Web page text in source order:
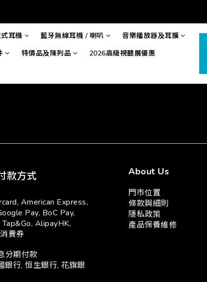
耳機 藍牙無線耳機 / 喇叭
音樂播放器及耳擴
特價品及陳列品
2026高級視聽展優惠
款方式
American Express,
Pay, BoC Pay,
AlipayHK,
費券
分期付款
銀行, 恒生銀行, 花旗銀
About Us
門市位置
條款與細則
隱私政策
產品保養維修